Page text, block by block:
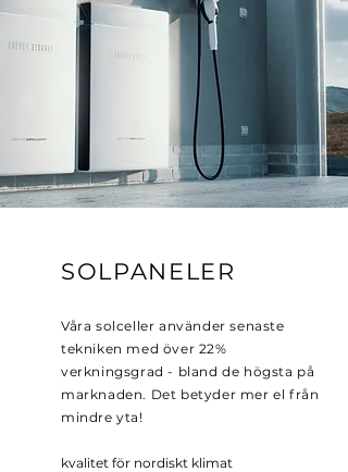
SOLPANELER
Våra solceller använder senaste
tekniken med över 22%
verkningsgrad - bland de högsta på
marknaden. Det betyder mer el från
mindre yta!
kvalitet för nordiskt klimat